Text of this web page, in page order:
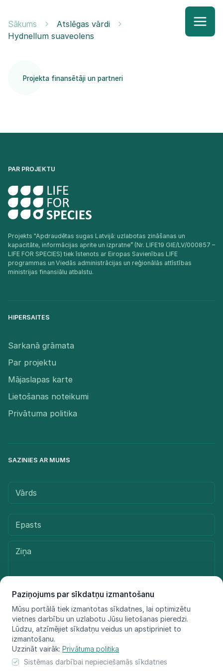
Paziņojums par sīkdatņu izmantošanu
Mūsu portālā tiek izmantotas sīkdatnes, lai optimizētu
vietnes darbību un uzlabotu Jūsu lietošanas pieredzi.
Lūdzu, atzīmējiet sīkdatņu veidus un apstipriniet to
izmantošanu.
Uzzināt vairāk: Privātuma politika
Sistēmas darbībai nepieciešamās sīkdatnes
Sākums
Atslēgas vārdi
Hydnellum suaveolens
Projekta finansētāji un partneri
PAR PROJEKTU
Projekts "Apdraudētas sugas Latvijā: uzlabotas zināšanas un
kapacitāte, informācijas aprite un izpratne” (Nr. LIFE19 GIE/LV/000857 –
LIFE FOR SPECIES) tiek īstenots ar Eiropas Savienības LIFE
programmas un Viedās administrācijas un reģionālās attīstības
ministrijas finansiālu atbalstu.​
HIPERSAITES
Sarkanā grāmata
Par projektu
Mājaslapas karte
Lietošanas noteikumi
Privātuma politika
SAZINIES AR MUMS
Sūtīt ziņu